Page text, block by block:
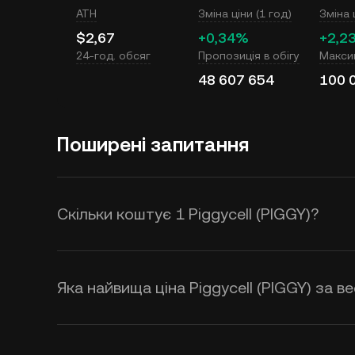
ATH
$2,67
Зміна ціни (1 год)
+0,34%
Зміна
24-год. обсяг Пропозиція в обігу
48 607 654 100
Поширені запитання
Скільки коштує 1 Piggycell (PIGGY)?
KuCoin надає оновлення цін в
(PIGGY). На ціну Piggycell
Яка найвища ціна Piggycell (PIGGY) за